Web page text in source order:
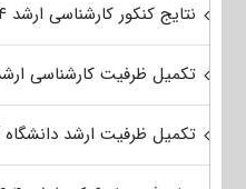
نتایج کنکور کارشناسی ارشد ۱۴۰۴
تکمیل ظرفیت کارشناسی ارشد
تکمیل ظرفیت ارشد دانشگاه آزاد